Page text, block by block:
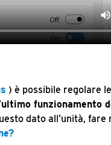
) è possibile regolare le
ultimo funzionamento
dato all’unità, fare